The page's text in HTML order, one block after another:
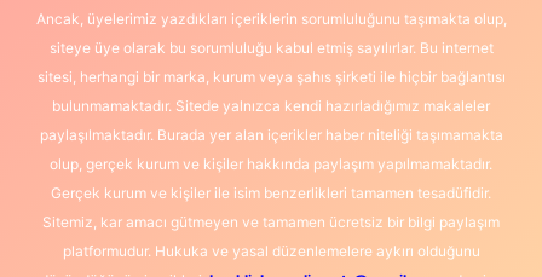
Ancak, üyelerimiz yazdıkları içeriklerin sorumluluğunu taşımakta olup,
siteye üye olarak bu sorumluluğu kabul etmiş sayılırlar. Bu internet
sitesi, herhangi bir marka, kurum veya şahıs şirketi ile hiçbir bağlantısı
bulunmamaktadır. Sitede yalnızca kendi hazırladığımız makaleler
paylaşılmaktadır. Burada yer alan içerikler haber niteliği taşımamakta
olup, gerçek kurum ve kişiler hakkında paylaşım yapılmamaktadır.
Gerçek kurum ve kişiler ile isim benzerlikleri tamamen tesadüfidir.
Sitemiz, kar amacı gütmeyen ve tamamen ücretsiz bir bilgi paylaşım
platformudur. Hukuka ve yasal düzenlemelere aykırı olduğunu